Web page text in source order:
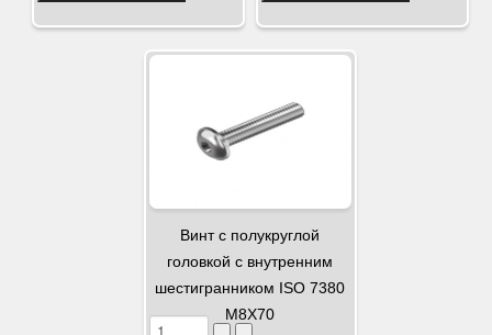
Винт с полукруглой
головкой с внутренним
шестигранником ISO 7380
М8Х70